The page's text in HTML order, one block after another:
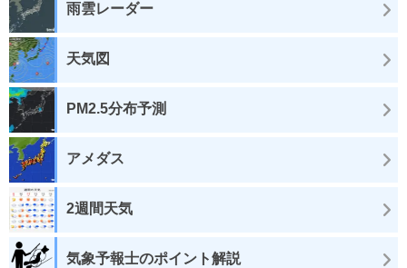
雨雲レーダー
天気図
PM2.5分布予測
アメダス
2週間天気
気象予報士のポイント解説